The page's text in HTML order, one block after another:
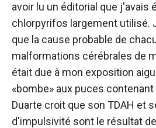
avoir lu un éditorial que j'avais
chlorpyrifos largement utilisé.
que la cause probable de
malformations cérébrales de
était due à mon exposition
«bombe» aux puces
Duarte croit que son TDAH et
d'impulsivité sont le résultat